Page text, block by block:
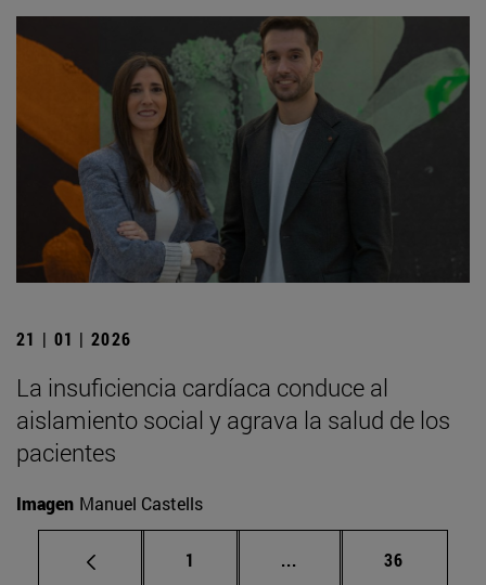
21 | 01 | 2026
La insuficiencia cardíaca conduce al
aislamiento social y agrava la salud de los
pacientes
Imagen Manuel Castells
Página
1 ... Páginas intermedias
Página
36